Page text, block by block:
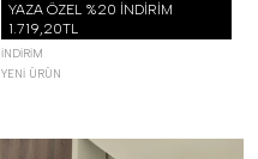
YAZA ÖZEL %20 İNDİRİM
1.719,20TL
İNDIRIM
YENI ÜRÜN